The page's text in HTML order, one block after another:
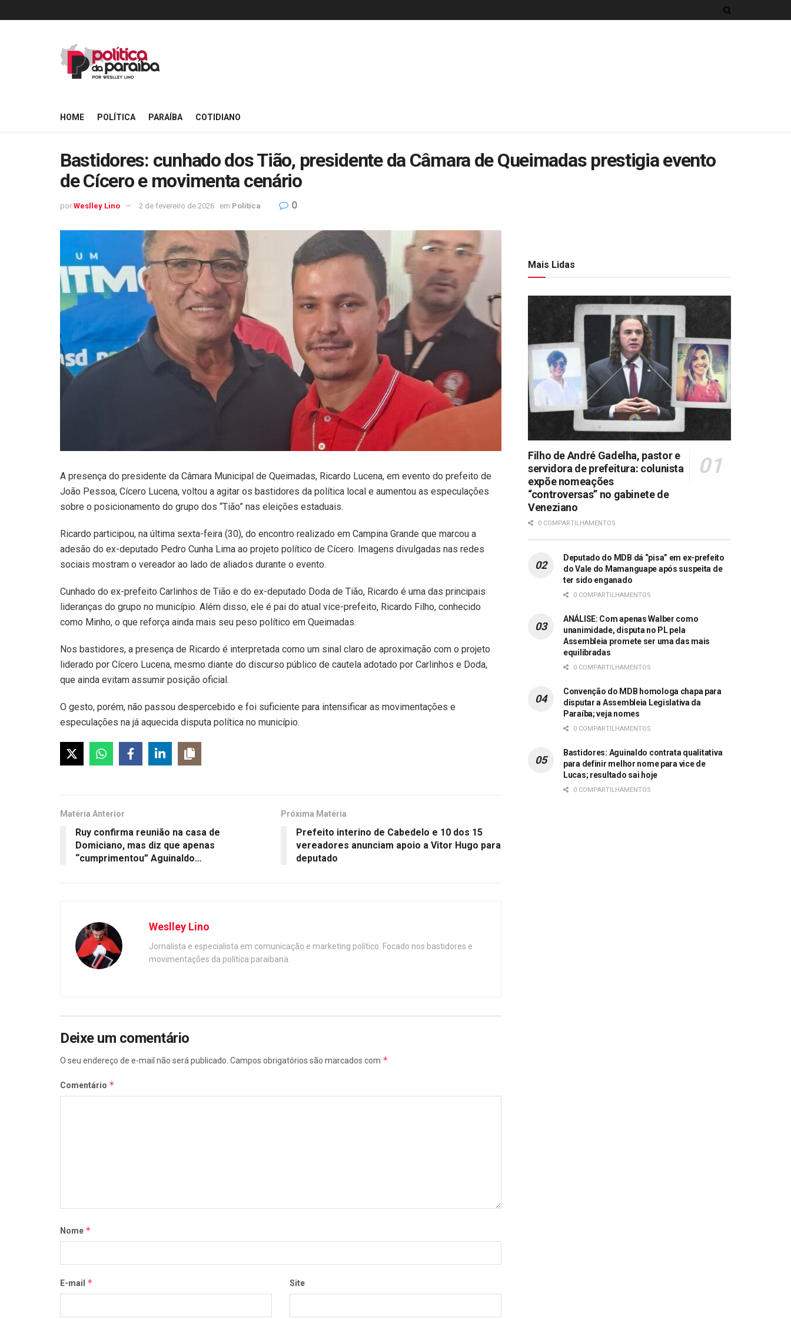
HOME POLÍTICA PARAÍBA COTIDIANO
Bastidores: cunhado dos Tião, presidente da Câmara de Queimadas prestigia evento
de Cícero e movimenta cenário
por Weslley Lino 2 de fevereiro de 2026 em Política 0
A presença do presidente da Câmara Municipal de Queimadas, Ricardo Lucena, em evento do prefeito de
João Pessoa, Cícero Lucena, voltou a agitar os bastidores da política local e aumentou as especulações
sobre o posicionamento do grupo dos “Tião” nas eleições estaduais.
Ricardo participou, na última sexta-feira (30), do encontro realizado em Campina Grande que marcou a
adesão do ex-deputado Pedro Cunha Lima ao projeto político de Cícero. Imagens divulgadas nas redes
sociais mostram o vereador ao lado de aliados durante o evento.
Cunhado do ex-prefeito Carlinhos de Tião e do ex-deputado Doda de Tião, Ricardo é uma das principais
lideranças do grupo no município. Além disso, ele é pai do atual vice-prefeito, Ricardo Filho, conhecido
como Minho, o que reforça ainda mais seu peso político em Queimadas.
Nos bastidores, a presença de Ricardo é interpretada como um sinal claro de aproximação com o projeto
liderado por Cícero Lucena, mesmo diante do discurso público de cautela adotado por Carlinhos e Doda,
que ainda evitam assumir posição oficial.
O gesto, porém, não passou despercebido e foi suficiente para intensificar as movimentações e
especulações na já aquecida disputa política no município.
Matéria Anterior
Ruy confirma reunião na casa de
Domiciano, mas diz que apenas
“cumprimentou” Aguinaldo…
Próxima Matéria
Prefeito interino de Cabedelo e 10 dos 15
vereadores anunciam apoio a Vitor Hugo para
deputado
Weslley Lino
Jornalista e especialista em comunicação e marketing político. Focado nos bastidores e
movimentações da política paraibana.
Deixe um comentário
O seu endereço de e-mail não será publicado. Campos obrigatórios são marcados com *
Comentário *
Nome *
E-mail * Site
Mais Lidas
Filho de André Gadelha, pastor e
servidora de prefeitura: colunista
expõe nomeações
“controversas” no gabinete de
Veneziano
0 COMPARTILHAMENTOS
Deputado do MDB dá “pisa” em ex-prefeito
do Vale do Mamanguape após suspeita de
ter sido enganado
0 COMPARTILHAMENTOS
ANÁLISE: Com apenas Walber como
unanimidade, disputa no PL pela
Assembleia promete ser uma das mais
equilibradas
0 COMPARTILHAMENTOS
Convenção do MDB homologa chapa para
disputar a Assembleia Legislativa da
Paraíba; veja nomes
0 COMPARTILHAMENTOS
Bastidores: Aguinaldo contrata qualitativa
para definir melhor nome para vice de
Lucas; resultado sai hoje
0 COMPARTILHAMENTOS